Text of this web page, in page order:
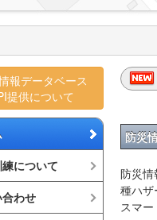
報データベース
提供について
について
わせ
防災
防災
種ハ
スマ